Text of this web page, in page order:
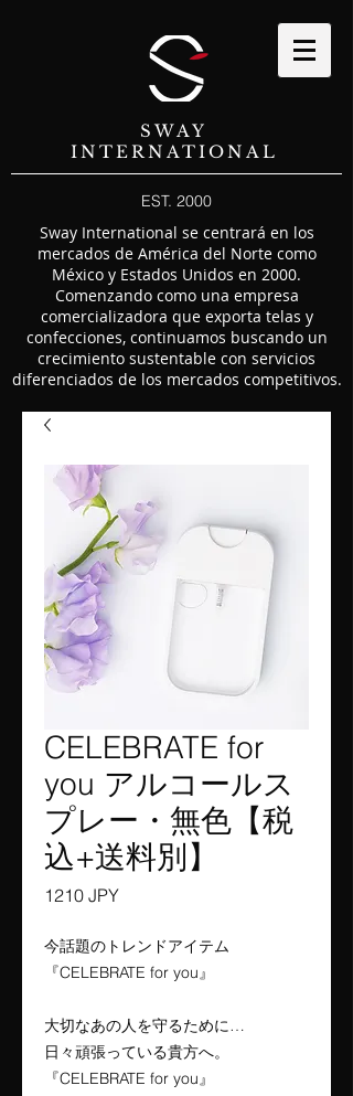
SWAY
INTERNATIONAL
EST. 2000
Sway International se centrará en los
mercados de América del Norte como
México y Estados Unidos en 2000.
Comenzando como una empresa
comercializadora que exporta telas y
confecciones, continuamos buscando un
crecimiento sustentable con servicios
diferenciados de los mercados competitivos.
CELEBRATE for
you アルコールス
プレー・無色【税
込+送料別】
1210 JPYPrecio
今話題のトレンドアイテム
『CELEBRATE for you』
大切なあの人を守るために…
日々頑張っている貴方へ。
『CELEBRATE for you』